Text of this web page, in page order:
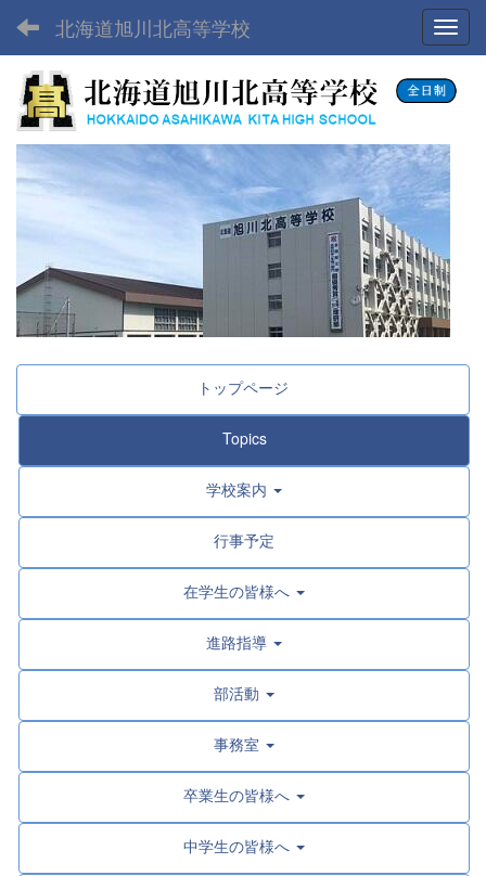
北海道旭川北高等学校
トップページ
Topics
学校案内
行事予定
在学生の皆様へ
進路指導
部活動
事務室
卒業生の皆様へ
中学生の皆様へ